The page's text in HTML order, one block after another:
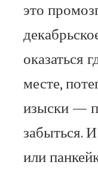
это
оказаться
месте,
изыски —
забыться.
или